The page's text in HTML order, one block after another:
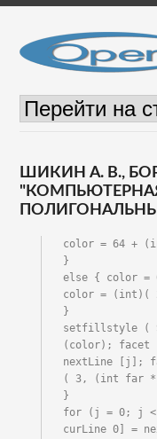
ШИКИН А. В.,
color = 64 +
}
else { color =
color = (int)(
}
setfillstyle (
(color); facet
nextLine [j];
( 3, (int far
}
for (j = 0; j <
curLine 0] =